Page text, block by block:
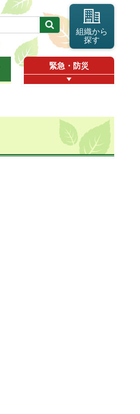
組織から
探す
緊急・防災